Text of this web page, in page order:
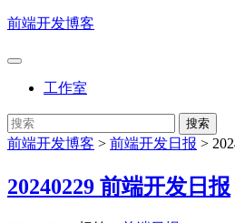
前端开发博客
工作室
前端开发博客 > 前端开发日报 >
20240229 前端开发日报